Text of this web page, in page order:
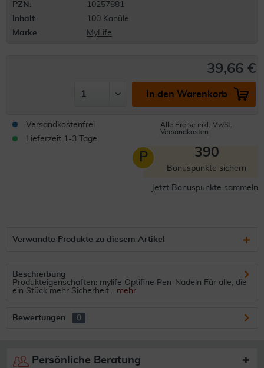
PZN:
10257881
Inhalt:
100 Kanüle
Marke:
MyLife
39,66 €
In den Warenkorb
Versandkostenfrei
Lieferzeit 1-3 Tage
Alle Preise inkl. MwSt.
Versandkosten
P 390
Bonuspunkte sichern
Jetzt Bonuspunkte sammeln
Verwandte Produkte zu diesem Artikel
Beschreibung
Produkteigenschaften: mylife Optifine Pen-Nadeln Für alle, die
ein Stück mehr Sicherheit... mehr
Bewertungen 0
Persönliche Beratung